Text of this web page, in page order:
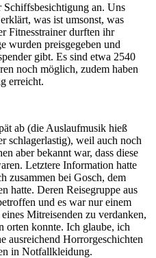
an. Uns
was ist umsonst, was
Fitnesstrainer durften ihr
wurden preisgegeben und
gibt. Es sind etwa 2540
noch möglich, zudem haben
erreicht.
ab (die Auslaufmusik hieß
schlagerlastig), weil auch noch
aber bekannt war, dass diese
Letztere Information hatte
zusammen bei Gosch, dem
hatte. Deren Reisegruppe aus
und es war nur einem
Mitreisenden zu verdanken,
orten konnte. Ich glaube, ich
ausreichend Horrorgeschichten
in Notfallkleidung.